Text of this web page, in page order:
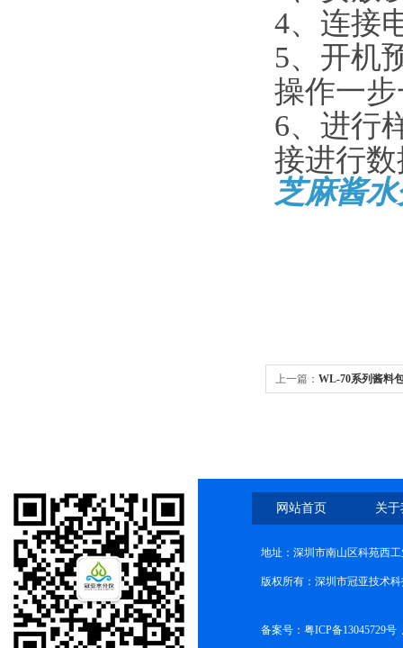
4、连接
5、开机
操作一
6、进行
接进行
芝麻酱
上一篇： WL-70系列酱料
网站首页 关
地址：深圳市南山区科苑西
版权所有：深圳市冠亚技术
备案号： 粤ICP备13045729号